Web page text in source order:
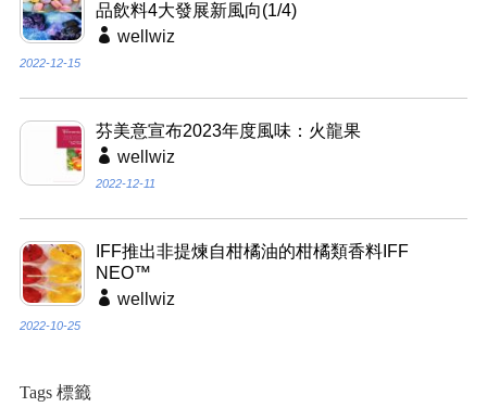
品飲料4大發展新風向(1/4)
wellwiz
2022-12-15
芬美意宣布2023年度風味：火龍果
wellwiz
2022-12-11
IFF推出非提煉自柑橘油的柑橘類香料IFF
NEO™
wellwiz
2022-10-25
Tags 標籤